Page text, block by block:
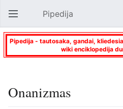
Atverti pagrindinį meniu Pipedija
Pipedija - tautosaka, gandai,
wiki enciklopedija
Onanizmas